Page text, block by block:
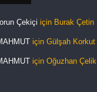
Çekiçi için Burak Çetin
için Gülşah Korkut
için Oğuzhan Çelik